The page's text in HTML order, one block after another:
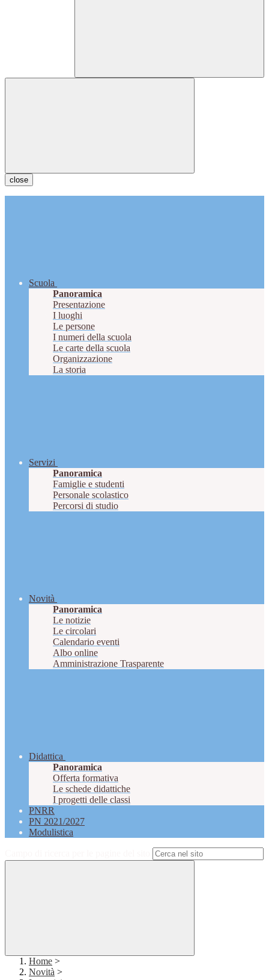
close
Scuola
Panoramica
Presentazione
I luoghi
Le persone
I numeri della scuola
Le carte della scuola
Organizzazione
La storia
Servizi
Panoramica
Famiglie e studenti
Personale scolastico
Percorsi di studio
Novità
Panoramica
Le notizie
Le circolari
Calendario eventi
Albo online
Amministrazione Trasparente
Didattica
Panoramica
Offerta formativa
Le schede didattiche
I progetti delle classi
PNRR
PN 2021/2027
Modulistica
Home >
Novità >